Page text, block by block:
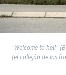
"Welcome to hell"
(el callejón de los